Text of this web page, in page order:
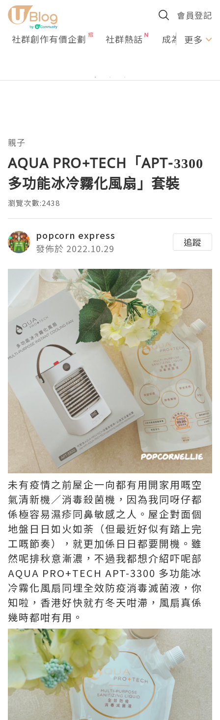
會員登記
社群創作有價企劃 社群熱話 成為U更多
親子
AQUA PRO+TECH「APT-3300
多功能冰冷霧化風扇」套裝
瀏覽次數:2438
popcorn express
發佈於 2022.10.29
追蹤
未有疫情之前屋企一向都有用開家用嘅空
氣清新機／消毒殺菌機，因為我同呀仔都
係極容易濕疹同鼻敏感之人。屋企對面個
地盤日日如火如荼（但最近好似有踏上完
工嘅節奏），就更加係日日都要開機。雖
然呢排秋意漸濃，不過我都想介紹吓呢部
AQUA PRO+TECH APT-3300 多功能冰
冷霧化風扇同埋全效防疫消毒滅菌液，你
知啦，香港好快就冇冬天咁滯，風扇真係
幾時都咁有用。